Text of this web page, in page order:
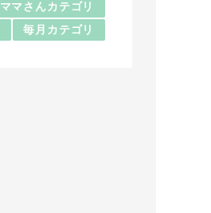
ママさんカテゴリ
毎月カテゴリ